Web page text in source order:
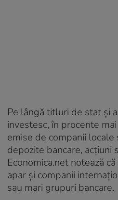
Pe lângă titluri de stat și
investesc, în procente
emise de companii locale
depozite bancare, acțiuni
Economica.net notează
apar și companii
sau mari grupuri bancare.